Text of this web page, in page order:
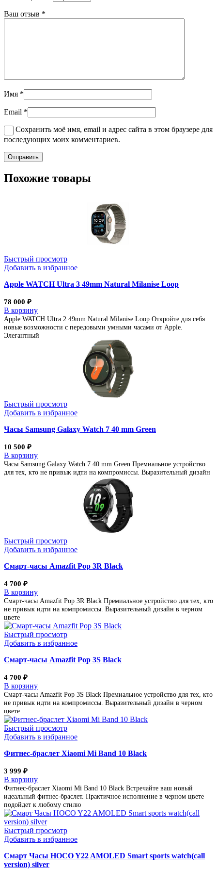
Ваш отзыв *
Имя *
Email *
Сохранить моё имя, email и адрес сайта в этом браузере для
последующих моих комментариев.
Похожие товары
Быстрый просмотр
Добавить в избранное
Apple WATCH Ultra 3 49mm Natural Milanise Loop
78 000 ₽
В корзину
Apple WATCH Ultra 2 49mm Natural Milanise Loop Откройте для себя
новые возможности с передовыми умными часами от Apple.
Элегантный
Быстрый просмотр
Добавить в избранное
Часы Samsung Galaxy Watch 7 40 mm Green
10 500 ₽
В корзину
Часы Samsung Galaxy Watch 7 40 mm Green Премиальное устройство
для тех, кто не привык идти на компромиссы. Выразительный дизайн
Быстрый просмотр
Добавить в избранное
Смарт-часы Amazfit Pop 3R Black
4 700 ₽
В корзину
Смарт-часы Amazfit Pop 3R Black Премиальное устройство для тех, кто
не привык идти на компромиссы. Выразительный дизайн в черном
цвете
Быстрый просмотр
Добавить в избранное
Смарт-часы Amazfit Pop 3S Black
4 700 ₽
В корзину
Смарт-часы Amazfit Pop 3S Black Премиальное устройство для тех, кто
не привык идти на компромиссы. Выразительный дизайн в черном
цвете
Быстрый просмотр
Добавить в избранное
Фитнес-браслет Xiaomi Mi Band 10 Black
3 999 ₽
В корзину
Фитнес-браслет Xiaomi Mi Band 10 Black Встречайте ваш новый
идеальный фитнес-браслет. Практичное исполнение в черном цвете
подойдет к любому стилю
Быстрый просмотр
Добавить в избранное
Смарт Часы HOCO Y22 AMOLED Smart sports watch(call
version) silver